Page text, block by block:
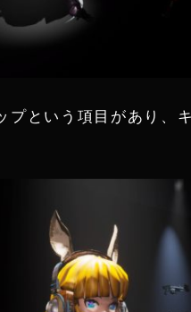
プという項目があり、